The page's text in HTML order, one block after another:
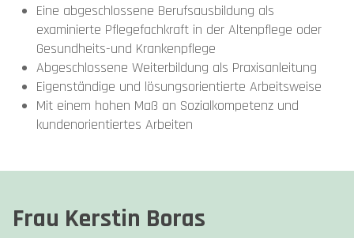
Eine abgeschlossene Berufsausbildung als
examinierte Pflegefachkraft in der Altenpflege oder
Gesundheits-und Krankenpflege
Abgeschlossene Weiterbildung als Praxisanleitung
Eigenständige und lösungsorientierte Arbeitsweise
Mit einem hohen Maß an Sozialkompetenz und
kundenorientiertes Arbeiten
Frau Kerstin Boras